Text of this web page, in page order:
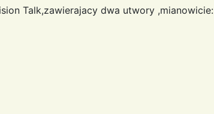
Talk,zawierajacy dwa utwory ,mianowicie: